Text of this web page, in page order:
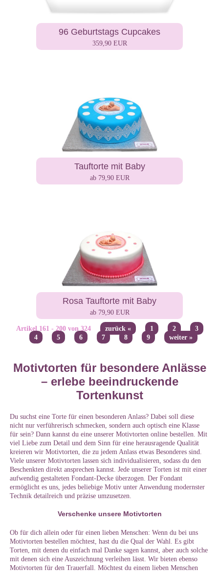
96 Geburtstags Cupcakes
359,90 EUR
Tauftorte mit Baby
ab 79,90 EUR
Rosa Tauftorte mit Baby
ab 79,90 EUR
Artikel 161 - 200 von 324 zurück « 1 2
3
4
5 6 7 8 9 weiter »
Motivtorten für besondere Anlässe
– erlebe beeindruckende
Tortenkunst
Du suchst eine Torte für einen besonderen Anlass? Dabei soll diese
nicht nur verführerisch schmecken, sondern auch optisch eine Klasse
für sein? Dann kannst du eine unserer Motivtorten online bestellen. Mit
viel Liebe zum Detail und dem Sinn für eine herausragende Qualität
kreieren wir Motivtorten, die zu jedem Anlass etwas Besonderes sind.
Viele unserer Motivtorten lassen sich individualisieren, sodass du den
Beschenkten direkt ansprechen kannst. Jede unserer Torten ist mit einer
aufwendig gestalteten Fondant-Decke überzogen. Der Fondant
ermöglicht es uns, jedes beliebige Motiv unter Anwendung modernster
Technik detailreich und präzise umzusetzen.
Verschenke unsere Motivtorten
Ob für dich allein oder für einen lieben Menschen: Wenn du bei uns
Motivtorten bestellen möchtest, hast du die Qual der Wahl. Es gibt
Torten, mit denen du einfach mal Danke sagen kannst, aber auch solche
mit denen sich eine Auszeichnung verleihen lässt. Wir bieten ebenso
Motivtorten für den Trauerfall. Möchtest du einem lieben Menschen